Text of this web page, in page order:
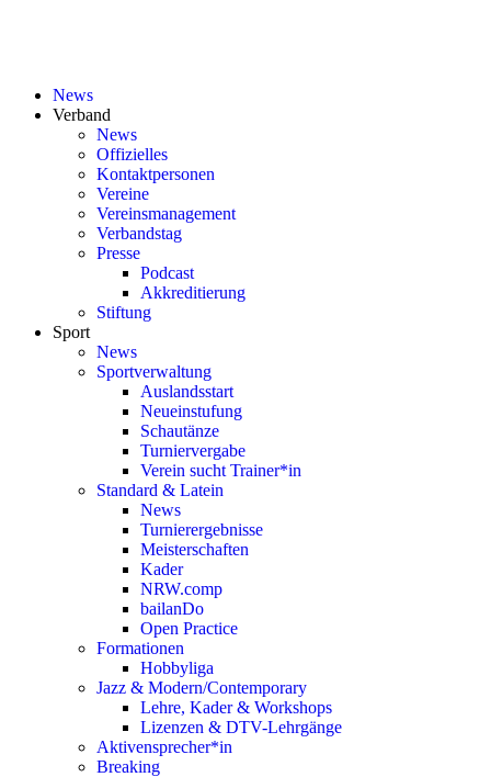
News
Verband
News
Offizielles
Kontaktpersonen
Vereine
Vereinsmanagement
Verbandstag
Presse
Podcast
Akkreditierung
Stiftung
Sport
News
Sportverwaltung
Auslandsstart
Neueinstufung
Schautänze
Turniervergabe
Verein sucht Trainer*in
Standard & Latein
News
Turnierergebnisse
Meisterschaften
Kader
NRW.comp
bailanDo
Open Practice
Formationen
Hobbyliga
Jazz & Modern/Contemporary
Lehre, Kader & Workshops
Lizenzen & DTV-Lehrgänge
Aktivensprecher*in
Breaking